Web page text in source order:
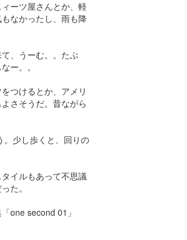
ーツ屋さんとか、軽
なかったし、雨も降
、うーむ。。たぶ
ー。。
つけるとか、アメリ
さそうだ。昔ながら
。少し歩くと、回りの
イルもあって不思議
た。
one second 01」